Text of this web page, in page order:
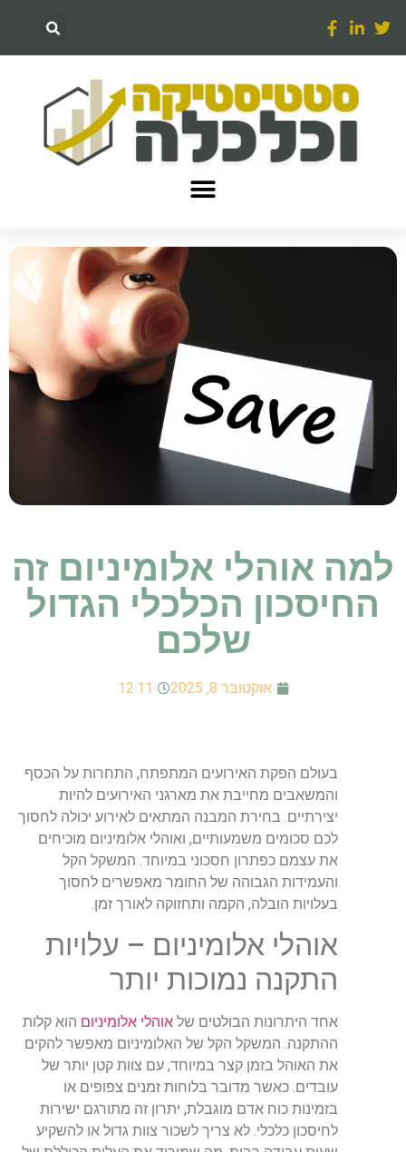
למה אוהלי אלומיניום זה
החיסכון הכלכלי הגדול
שלכם
אוקטובר 8, 2025 12:11
בעולם הפקת האירועים המתפתח, התחרות על הכסף
והמשאבים מחייבת את מארגני האירועים להיות
יצירתיים. בחירת המבנה המתאים לאירוע יכולה לחסוך
לכם סכומים משמעותיים, ואוהלי אלומיניום מוכיחים
את עצמם כפתרון חסכוני במיוחד. המשקל הקל
והעמידות הגבוהה של החומר מאפשרים לחסוך
בעלויות הובלה, הקמה ותחזוקה לאורך זמן.
אוהלי אלומיניום – עלויות
התקנה נמוכות יותר
אחד היתרונות הבולטים של אוהלי אלומיניום הוא קלות
ההתקנה. המשקל הקל של האלומיניום מאפשר להקים
את האוהל בזמן קצר במיוחד, עם צוות קטן יותר של
עובדים. כאשר מדובר בלוחות זמנים צפופים או
בזמינות כוח אדם מוגבלת, יתרון זה מתורגם ישירות
לחיסכון כלכלי. לא צריך לשכור צוות גדול או להשקיע